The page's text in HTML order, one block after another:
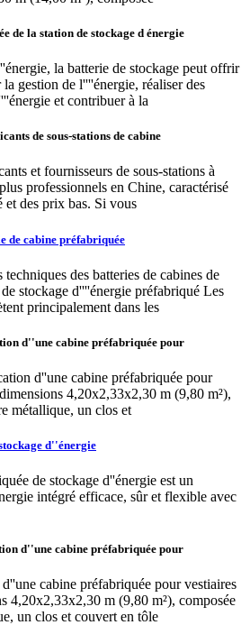
de la station de stockage d énergie
la batterie de stockage peut offrir
gestion de l''''énergie, réaliser des
et contribuer à la
de sous-stations de cabine
et fournisseurs de sous-stations à
professionnels en Chine, caractérisé
et des prix bas. Si vous
de cabine préfabriquée
des batteries de cabines de
stockage d''''énergie préfabriqué Les
principalement dans les
d''une cabine préfabriquée pour
d''une cabine préfabriquée pour
4,20x2,33x2,30 m (9,80 m²),
métallique, un clos et
d''énergie
de stockage d''énergie est un
intégré efficace, sûr et flexible avec
d''une cabine préfabriquée pour
cabine préfabriquée pour vestiaires
4,20x2,33x2,30 m (9,80 m²), composée
un clos et couvert en tôle